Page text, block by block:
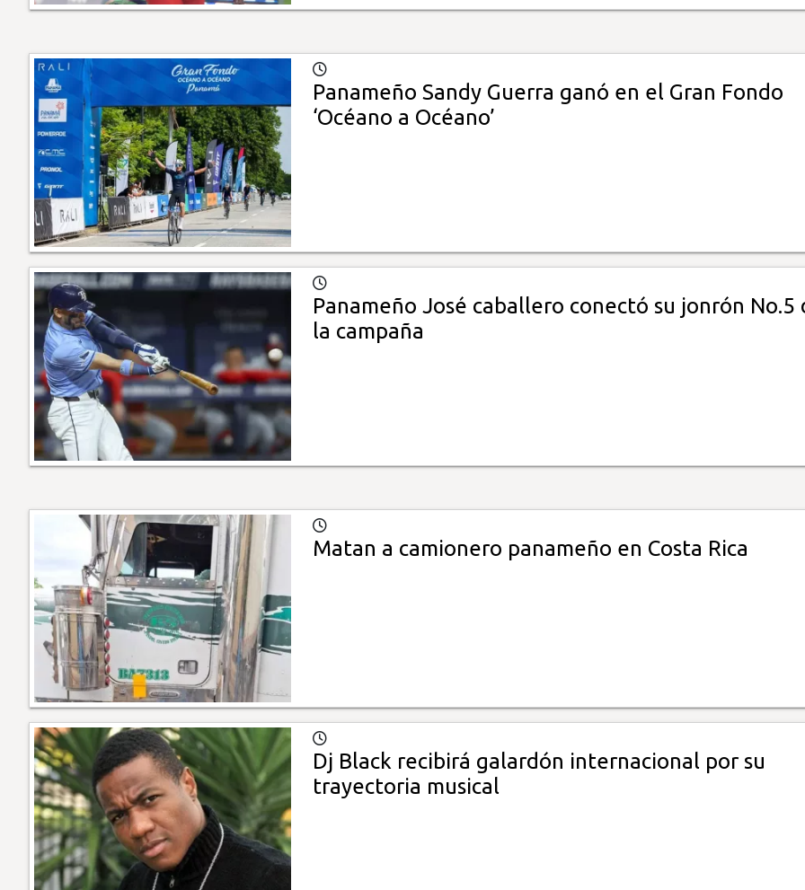
Panameño Sandy Guerra ganó en el Gran Fondo
‘Océano a Océano’
Panameño José caballero conectó su jonrón No.5
la campaña
Matan a camionero panameño en Costa Rica
Dj Black recibirá galardón internacional por su
trayectoria musical